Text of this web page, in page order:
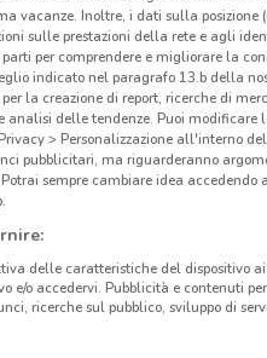
142.3 km
le
La
vacanze. Inoltre, i dati sulla posizione
sulle prestazioni della rete e agli
parti per comprendere e migliorare la
indicato nel paragrafo 13.b della
la creazione di report, ricerche di
analisi delle tendenze. Puoi modificare
> Personalizzazione all'interno
pubblicitari, ma riguarderanno
sempre cambiare idea accedendo
delle caratteristiche del dispositivo
e/o accedervi. Pubblicità e contenuti
ricerche sul pubblico, sviluppo di